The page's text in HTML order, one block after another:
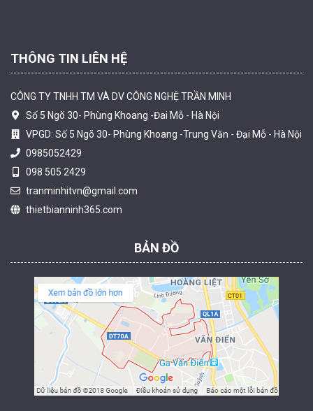
Camera tích hợp đầu báo nhiệt 4MP Hikfire HF-VH 243
2.350.000 đ
THÔNG TIN LIÊN HỆ
CÔNG TY TNHH TM VÀ DV CÔNG NGHỆ TRẦN MINH
Số 5 Ngõ 30- Phùng Khoang -Đai Mỗ - Hà Nội
VPGD: Số 5 Ngõ 30- Phùng Khoang -Trung Văn - Đại Mỗ - Hà Nội
0985052429
098 505 2429
tranminhitvn@gmail.com
thietbianninh365.com
BẢN ĐỒ